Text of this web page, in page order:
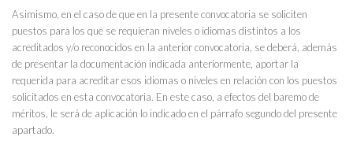
Asimismo, en el caso de que en la presente convocatoria se soliciten
puestos para los que se requieran niveles o idiomas distintos a los
acreditados y/o reconocidos en la anterior convocatoria, se deberá, además
de presentar la documentación indicada anteriormente, aportar la
requerida para acreditar esos idiomas o niveles en relación con los puestos
solicitados en esta convocatoria. En este caso, a efectos del baremo de
méritos, le será de aplicación lo indicado en el párrafo segundo del presente
apartado.